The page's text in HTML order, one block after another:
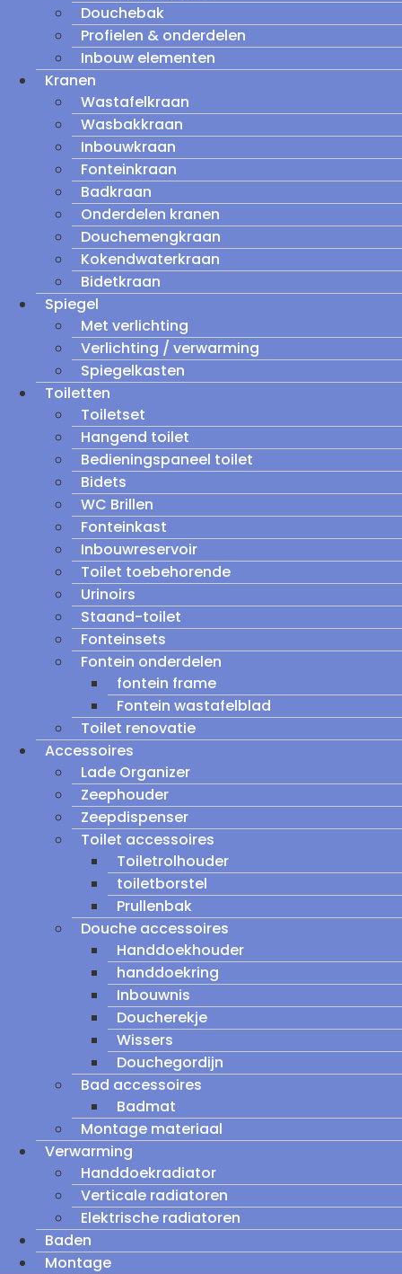
Douchebak
Profielen & onderdelen
Inbouw elementen
Kranen
Wastafelkraan
Wasbakkraan
Inbouwkraan
Fonteinkraan
Badkraan
Onderdelen kranen
Douchemengkraan
Kokendwaterkraan
Bidetkraan
Spiegel
Met verlichting
Verlichting / verwarming
Spiegelkasten
Toiletten
Toiletset
Hangend toilet
Bedieningspaneel toilet
Bidets
WC Brillen
Fonteinkast
Inbouwreservoir
Toilet toebehorende
Urinoirs
Staand-toilet
Fonteinsets
Fontein onderdelen
fontein frame
Fontein wastafelblad
Toilet renovatie
Accessoires
Lade Organizer
Zeephouder
Zeepdispenser
Toilet accessoires
Toiletrolhouder
toiletborstel
Prullenbak
Douche accessoires
Handdoekhouder
handdoekring
Inbouwnis
Doucherekje
Wissers
Douchegordijn
Bad accessoires
Badmat
Montage materiaal
Verwarming
Handdoekradiator
Verticale radiatoren
Elektrische radiatoren
Baden
Montage